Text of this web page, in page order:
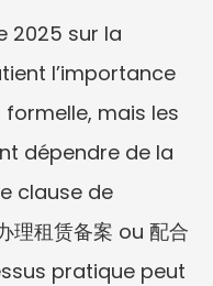
2025 sur la
l’importance
mais les
dépendre de la
clause de
租赁备案 ou 配合
pratique peut